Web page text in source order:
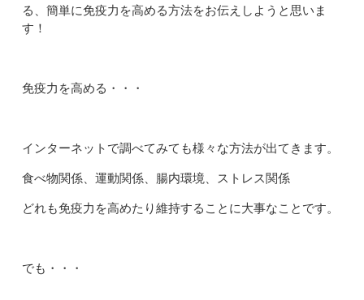
る、簡単に免疫力を高める方法をお伝えしようと思いま
す！
免疫力を高める・・・
インターネットで調べてみても様々な方法が出てきます。
食べ物関係、運動関係、腸内環境、ストレス関係
どれも免疫力を高めたり維持することに大事なことです。
でも・・・